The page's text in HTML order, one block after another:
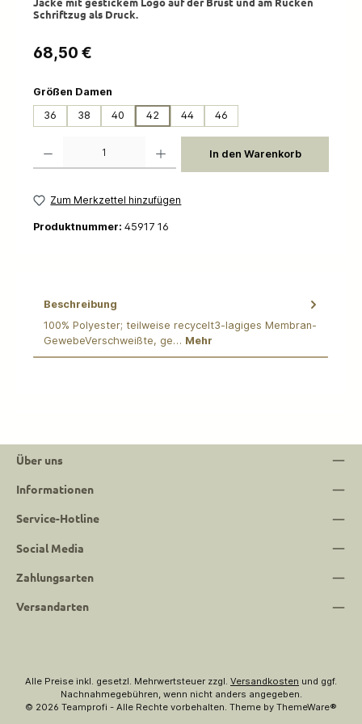
Schriftzug als Druck.
Regulärer Preis:
68,50 €
Größen Damen
36
38 40 42 44 46
In den Warenkorb
Zum Merkzettel hinzufügen
Produktnummer: 45917 16
Beschreibung
100% Polyester; teilweise recycelt3-lagiges Membran-
GewebeVerschweißte, ge… Mehr
Über uns
Informationen
Service-Hotline
Social Media
Zahlungsarten
Versandarten
Alle Preise inkl. gesetzl. Mehrwertsteuer zzgl. Versandkosten und ggf.
Nachnahmegebühren, wenn nicht anders angegeben.
© 2026 Teamprofi - Alle Rechte vorbehalten. Theme by ThemeWare®